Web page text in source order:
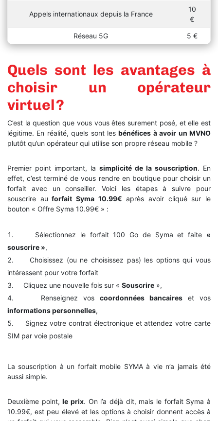
Appels internationaux depuis la France
10
€
Réseau 5G
5 €
Quels sont les avantages à
choisir un opérateur
virtuel ?
C’est la question que vous vous êtes surement posé, et elle est
légitime. En réalité, quels sont lesbénéfices à avoir un MVNO
plutôt qu’un opérateur qui utilise son propre réseau mobile ?
Premier point important, la simplicité de la souscription. En
effet, c’est terminé de vous rendre en boutique pour choisir un
forfait avec un conseiller. Voici les étapes à suivre pour
souscrire au forfait Syma 10.99€ après avoir cliqué sur le
bouton « Offre Syma 10.99€ » :
Sélectionnez le forfait 100 Go de Syma et faite «
souscrire »,
Choisissez (ou ne choisissez pas) les options qui vous
intéressent pour votre forfait
Cliquez une nouvelle fois sur « Souscrire »,
Renseignez vos coordonnées bancaireset vos
informations personnelles,
Signez votre contrat électronique et attendez votre carte
SIM par voie postale
La souscription à un forfait mobile SYMA à vie n’a jamais été
aussi simple.
Deuxième point,le prix. On l’a déjà dit, mais le forfait Syma à
10.99€, est peu élevé et les options à choisir donnent accès à